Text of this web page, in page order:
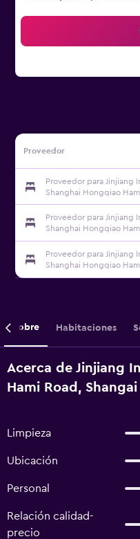
Proveedor
Proveedor para Jinjiang
Shanghai Hongqiao
Proveedor para Jinjiang
Shanghai Hongqiao
Proveedor para Jinjiang
Shanghai Hongqiao
Sobre Habitaciones
Acerca de Jinjiang
Hami Road, Shangai
Limpieza
Ubicación
Personal
Relación calidad-
precio